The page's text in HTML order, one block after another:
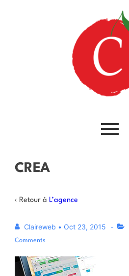
CREA
‹ Retour à L’agence
Claireweb • Oct 23, 2015
Comments